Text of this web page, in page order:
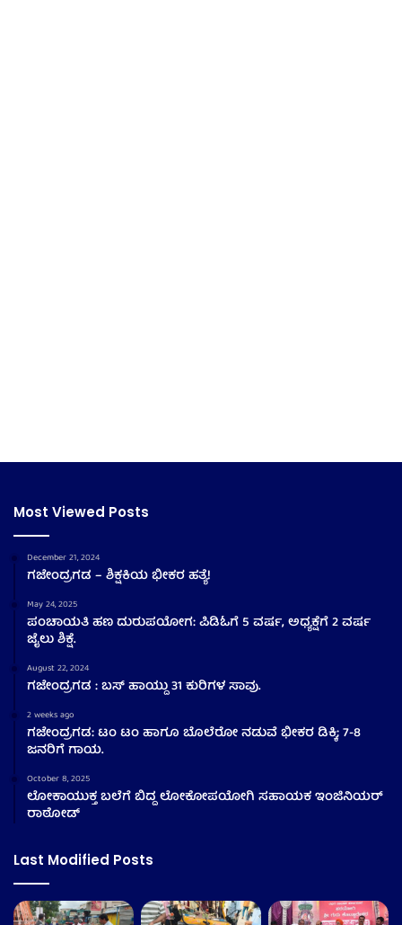
Most Viewed Posts
December 21, 2024
ಗಜೇಂದ್ರಗಡ – ಶಿಕ್ಷಕಿಯ ಭೀಕರ ಹತ್ಯೆ!
May 24, 2025
ಪಂಚಾಯತಿ ಹಣ ದುರುಪಯೋಗ: ಪಿಡಿಓಗೆ 5 ವರ್ಷ, ಅಧ್ಯಕ್ಷೆಗೆ 2 ವರ್ಷ
ಜೈಲು ಶಿಕ್ಷೆ.
August 22, 2024
ಗಜೇಂದ್ರಗಡ : ಬಸ್ ಹಾಯ್ದು 31 ಕುರಿಗಳ ಸಾವು.
2 weeks ago
ಗಜೇಂದ್ರಗಡ: ಟಂ ಟಂ ಹಾಗೂ ಬೊಲೆರೋ ನಡುವೆ ಭೀಕರ ಡಿಕ್ಕಿ; 7-8
ಜನರಿಗೆ ಗಾಯ.
October 8, 2025
ಲೋಕಾಯುಕ್ತ ಬಲೆಗೆ ಬಿದ್ದ ಲೋಕೋಪಯೋಗಿ ಸಹಾಯಕ ಇಂಜಿನಿಯರ್
ರಾಠೋಡ್
Last Modified Posts